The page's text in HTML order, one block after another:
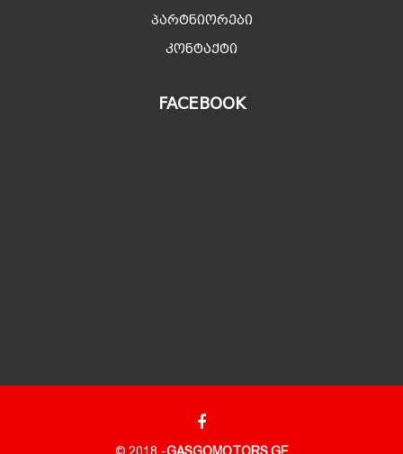
პარტნიორები
კონტაქტი
FACEBOOK